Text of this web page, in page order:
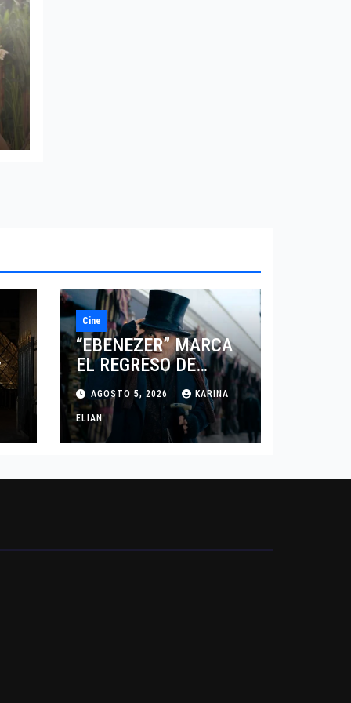
Cine
“EBENEZER” MARCA
EL REGRESO DE
JOHNNY DEPP A
HOLLYWOOD TRAS SU
PASO POR EL CINE
INDEPENDIENTE
AGOSTO 5, 2026 KARINA
ELIAN